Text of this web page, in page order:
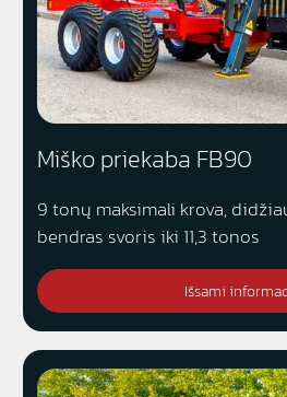
Miško priekaba FB90
9 tonų maksimali krova,
bendras svoris iki 11,3 tonos
Išsami